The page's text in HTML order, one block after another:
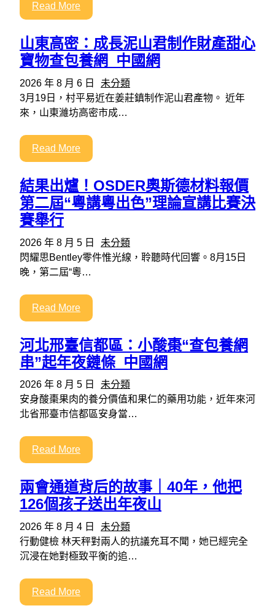
Read More
山東高密：成長泥山君制作財產甜心
寶物查包養網_中國網
2026 年 8 月 6 日
未分類
3月19日，村平易近在姜莊鎮制作泥山君產物。 近年
來，山東濰坊高密市成…
Read More
結果出爐！OSDER奧斯德材料報價
第二屆“粵講粵出色”理論宣講比賽決
賽舉行
2026 年 8 月 5 日
未分類
閃耀思Bentley零件惟光線，聆聽時代回響。8月15日
晚，第二屆“粵…
Read More
河北邢臺信都區：小酸棗“查包養網
串”起年夜鏈條_中國網
2026 年 8 月 5 日
未分類
安身酸棗果肉的養分價值和果仁的藥用功能，近年來河
北省邢臺市信都區安身當…
Read More
兩會通道背后的故事｜40年，他把
126個孩子送出年夜山
2026 年 8 月 4 日
未分類
行動健檢 林天秤對兩人的抗議充耳不聞，她已經完全
沉浸在她對極致平衡的追…
Read More